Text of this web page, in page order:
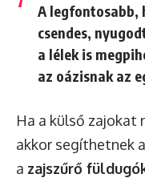
A legfontosabb,
csendes,
a lélek is
az oázisnak az
Ha a külső zajokat
akkor segíthetnek a
a zajszűrő